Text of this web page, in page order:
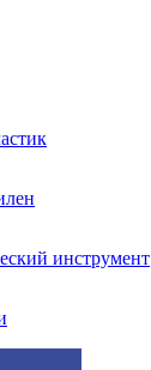
инструмент